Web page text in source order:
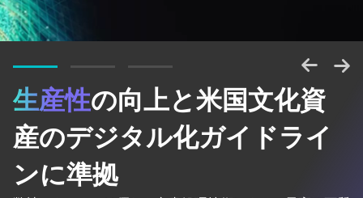
生産性の向上と米国文化資
産のデジタル化ガイドライ
ンに準拠
AIを搭載した
情報のパワーを解き放つ